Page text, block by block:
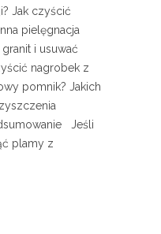
Jak czyścić
pielęgnacja
i usuwać
nagrobek z
pomnik? Jakich
Jeśli
plamy z